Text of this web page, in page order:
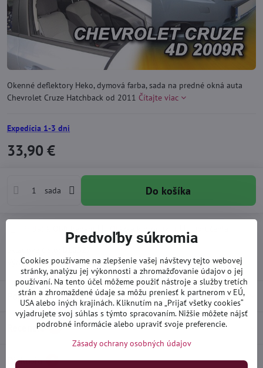
Okenné deflektory Heko, dymová farba, sada na predné okná auta
Chevrolet Cruze Hatchback od 2011 Čítajte viac
Expedícia 1-3 dni
33,90 €
sada Do košíka
Výrobca:Heko
Popis
Recenzie 0
Diskusia 0
Predvoľby súkromia
Cookies používame na zlepšenie vašej návštevy tejto webovej
stránky, analýzu jej výkonnosti a zhromažďovanie údajov o jej
používaní. Na tento účel môžeme použiť nástroje a služby tretích
strán a zhromaždené údaje sa môžu preniesť k partnerom v EÚ,
USA alebo iných krajinách. Kliknutím na „Prijať všetky cookies“
vyjadrujete svoj súhlas s týmto spracovaním. Nižšie môžete nájsť
podrobné informácie alebo upraviť svoje preferencie.
Zásady ochrany osobných údajov